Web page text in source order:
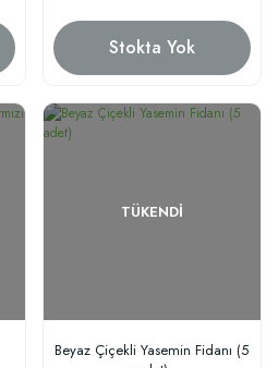
Stokta Yok
TÜKENDI
Beyaz Çiçekli Yasemin Fidanı (5